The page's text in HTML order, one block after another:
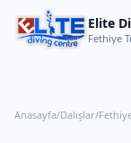
Elite
Fethiye
Anasayfa/Dalışlar/